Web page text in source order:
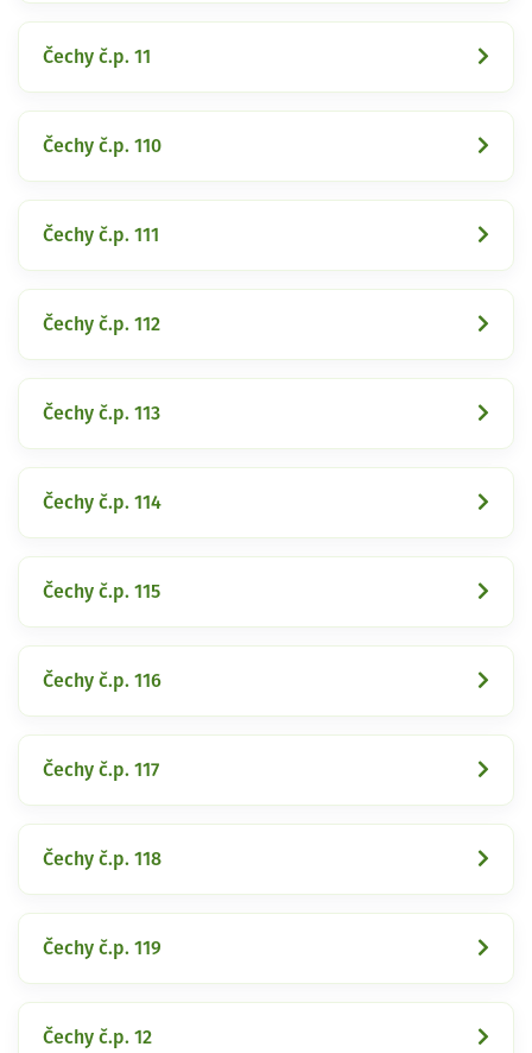
Čechy č.p. 11
Čechy č.p. 110
Čechy č.p. 111
Čechy č.p. 112
Čechy č.p. 113
Čechy č.p. 114
Čechy č.p. 115
Čechy č.p. 116
Čechy č.p. 117
Čechy č.p. 118
Čechy č.p. 119
Čechy č.p. 12